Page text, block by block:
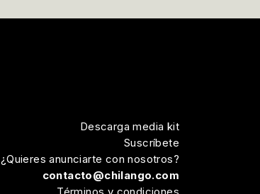
Descarga media kit
Suscríbete
¿Quieres anunciarte con nosotros?
contacto@chilango.com